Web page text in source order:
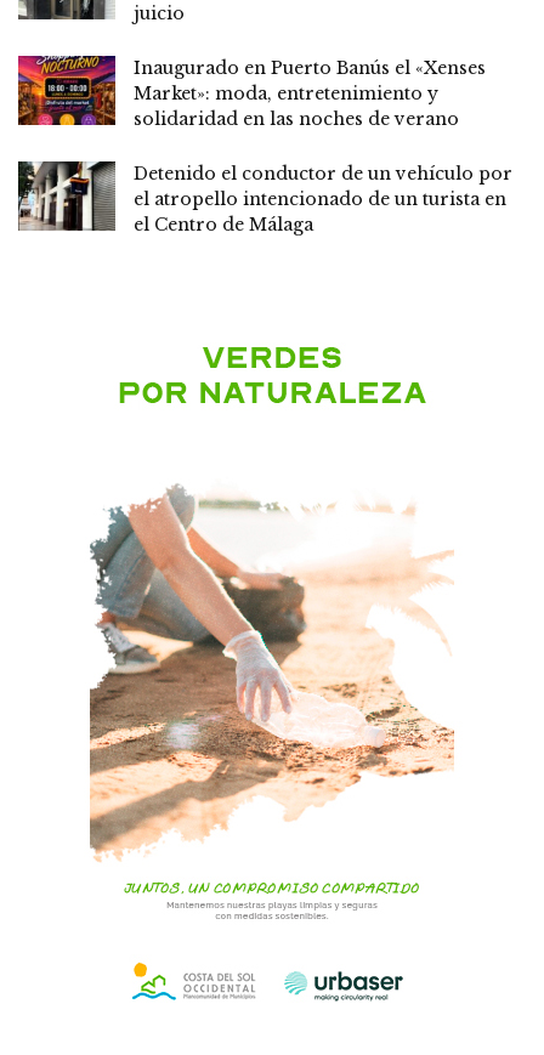
juicio
Inaugurado en Puerto Banús el «Xenses
Market»: moda, entretenimiento y
solidaridad en las noches de verano
Detenido el conductor de un vehículo por
el atropello intencionado de un turista en
el Centro de Málaga